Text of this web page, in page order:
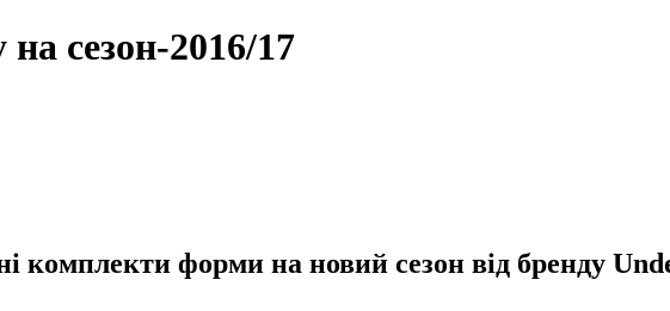
сезон-2016/17
комплекти форми на новий сезон від бренду